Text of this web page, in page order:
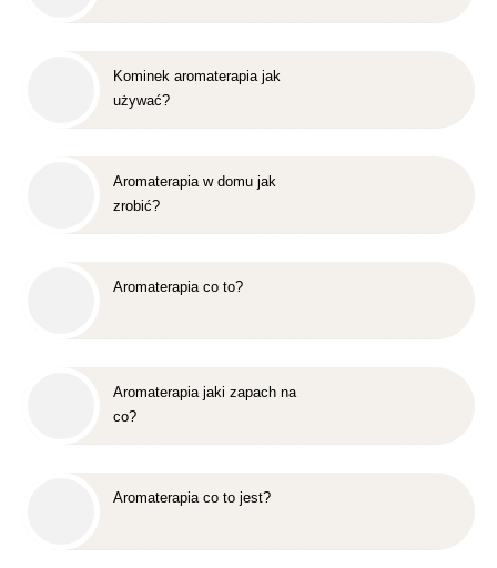
Kominek aromaterapia jak
używać?
Aromaterapia w domu jak
zrobić?
Aromaterapia co to?
Aromaterapia jaki zapach na
co?
Aromaterapia co to jest?